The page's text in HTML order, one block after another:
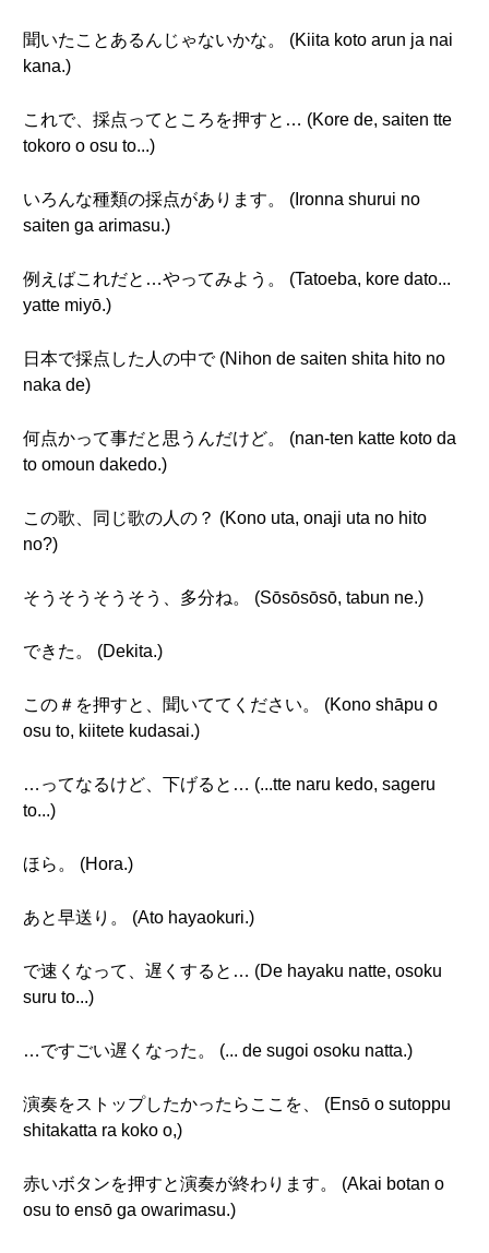
聞いたことあるんじゃないかな。 (Kiita koto arun ja nai
kana.)
これで、採点ってところを押すと… (Kore de, saiten tte
tokoro o osu to...)
いろんな種類の採点があります。 (Ironna shurui no
saiten ga arimasu.)
例えばこれだと…やってみよう。 (Tatoeba, kore dato...
yatte miyō.)
日本で採点した人の中で (Nihon de saiten shita hito no
naka de)
何点かって事だと思うんだけど。 (nan-ten katte koto da
to omoun dakedo.)
この歌、同じ歌の人の？ (Kono uta, onaji uta no hito
no?)
そうそうそうそう、多分ね。 (Sōsōsōsō, tabun ne.)
できた。 (Dekita.)
この＃を押すと、聞いててください。 (Kono shāpu o
osu to, kiitete kudasai.)
…ってなるけど、下げると… (...tte naru kedo, sageru
to...)
ほら。 (Hora.)
あと早送り。 (Ato hayaokuri.)
で速くなって、遅くすると… (De hayaku natte, osoku
suru to...)
…ですごい遅くなった。 (... de sugoi osoku natta.)
演奏をストップしたかったらここを、 (Ensō o sutoppu
shitakatta ra koko o,)
赤いボタンを押すと演奏が終わります。 (Akai botan o
osu to ensō ga owarimasu.)